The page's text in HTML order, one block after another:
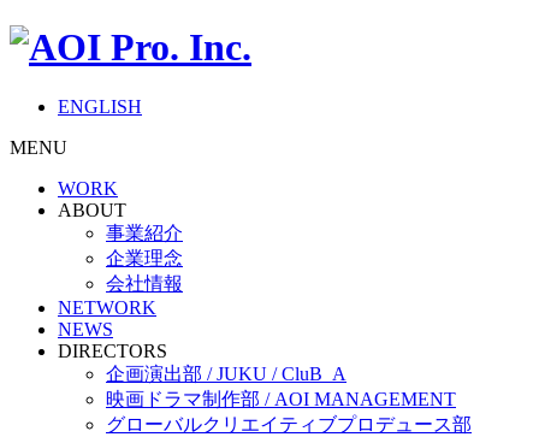
ENGLISH
MENU
WORK
ABOUT
事業紹介
企業理念
会社情報
NETWORK
NEWS
DIRECTORS
企画演出部 / JUKU / CluB_A
映画ドラマ制作部 / AOI MANAGEMENT
グローバルクリエイティブプロデュース部